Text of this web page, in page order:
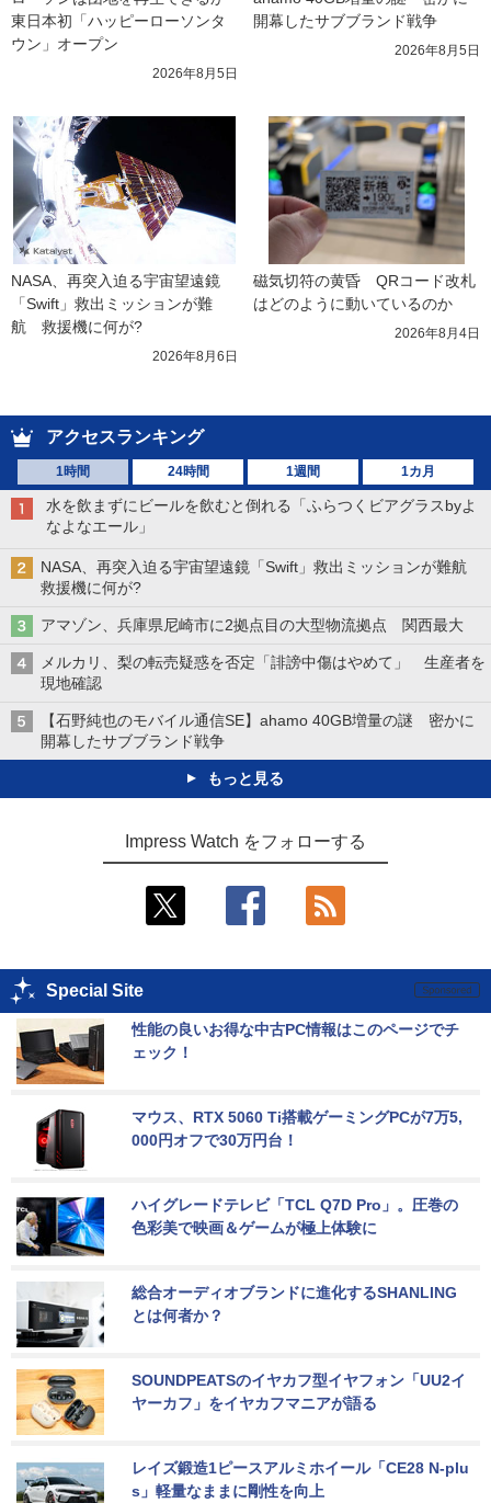
東日本初「ハッピーローソンタ
ウン」オープン
2026年8月5日
開幕したサブブランド戦争
2026年8月5日
NASA、再突入迫る宇宙望遠鏡
「Swift」救出ミッションが難
航　救援機に何が?
2026年8月6日
磁気切符の黄昏　QRコード改札
はどのように動いているのか
2026年8月4日
アクセスランキング
1時間 24時間 1週間 1カ月
水を飲まずにビールを飲むと倒れる「ふらつくビアグラスbyよ
なよなエール」
NASA、再突入迫る宇宙望遠鏡「Swift」救出ミッションが難航
救援機に何が?
アマゾン、兵庫県尼崎市に2拠点目の大型物流拠点 関西最大
メルカリ、梨の転売疑惑を否定「誹謗中傷はやめて」 生産者を
現地確認
【石野純也のモバイル通信SE】ahamo 40GB増量の謎 密かに
開幕したサブブランド戦争
もっと見る
Impress Watch をフォローする
Special Site
性能の良いお得な中古PC情報はこのページでチ
ェック！
マウス、RTX 5060 Ti搭載ゲーミングPCが7万5,
000円オフで30万円台！
ハイグレードテレビ「TCL Q7D Pro」。圧巻の
色彩美で映画＆ゲームが極上体験に
総合オーディオブランドに進化するSHANLING
とは何者か？
SOUNDPEATSのイヤカフ型イヤフォン「UU2イ
ヤーカフ」をイヤカフマニアが語る
レイズ鍛造1ピースアルミホイール「CE28 N-plu
s」軽量なままに剛性を向上